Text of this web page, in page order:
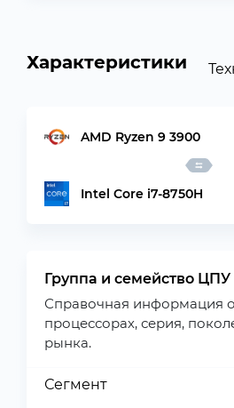
Характеристики
AMD Ryzen 9 3900
Intel Core i7-8750H
Группа и семейство ЦПУ
Справочная информация
процессорах, серия,
рынка.
Сегмент